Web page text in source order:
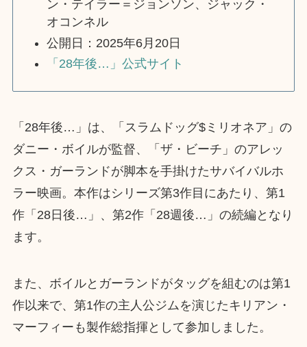
ン・テイラー＝ジョンソン、ジャック・
オコンネル
公開日：2025年6月20日
「28年後…」公式サイト
「28年後…」は、「スラムドッグ$ミリオネア」の
ダニー・ボイルが監督、「ザ・ビーチ」のアレッ
クス・ガーランドが脚本を手掛けたサバイバルホ
ラー映画。本作はシリーズ第3作目にあたり、第1
作「28日後…」、第2作「28週後…」の続編となり
ます。
また、ボイルとガーランドがタッグを組むのは第1
作以来で、第1作の主人公ジムを演じたキリアン・
マーフィーも製作総指揮として参加しました。